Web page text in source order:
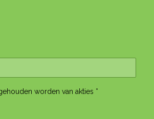
worden van akties *